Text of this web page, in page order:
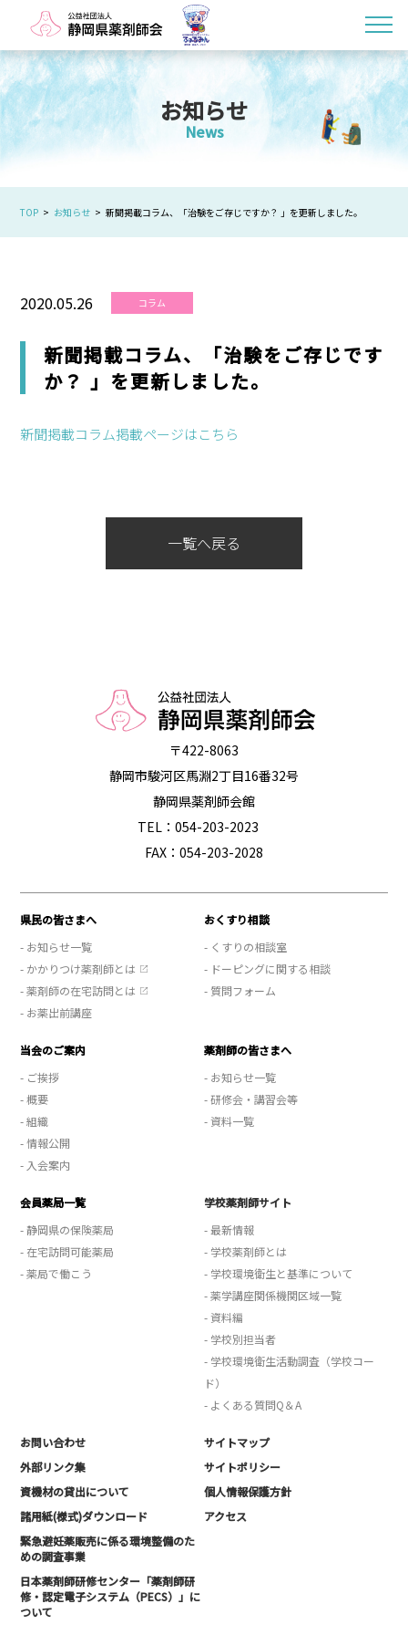
お知らせ
News
TOP お知らせ 新聞掲載コラム、「治験をご存じですか？ 」を更新しました。
2020.05.26 コラム
新聞掲載コラム、「治験をご存じです
か？ 」を更新しました。
新聞掲載コラム掲載ページはこちら
一覧へ戻る
〒422-8063
静岡市駿河区馬淵2丁目16番32号
静岡県薬剤師会館
TEL：054-203-2023
FAX：054-203-2028
県民の皆さまへ
- お知らせ一覧
- かかりつけ薬剤師とは
- 薬剤師の在宅訪問とは
- お薬出前講座
おくすり相談
- くすりの相談室
- ドーピングに関する相談
- 質問フォーム
当会のご案内
- ご挨拶
- 概要
- 組織
- 情報公開
- 入会案内
薬剤師の皆さまへ
- お知らせ一覧
- 研修会・講習会等
- 資料一覧
会員薬局一覧
- 静岡県の保険薬局
- 在宅訪問可能薬局
- 薬局で働こう
学校薬剤師サイト
- 最新情報
- 学校薬剤師とは
- 学校環境衛生と基準について
- 薬学講座関係機関区域一覧
- 資料編
- 学校別担当者
- 学校環境衛生活動調査（学校コー
ド）
- よくある質問Q＆A
お問い合わせ
外部リンク集
資機材の貸出について
諸用紙(様式)ダウンロード
緊急避妊薬販売に係る環境整備のた
めの調査事業
日本薬剤師研修センター「薬剤師研
修・認定電子システム（PECS）」に
ついて
サイトマップ
サイトポリシー
個人情報保護方針
アクセス